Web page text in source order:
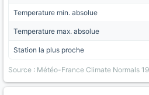
Temperature min. absolue
Temperature max. absolue
Station la plus proche
Source : Météo-France Climate Normals